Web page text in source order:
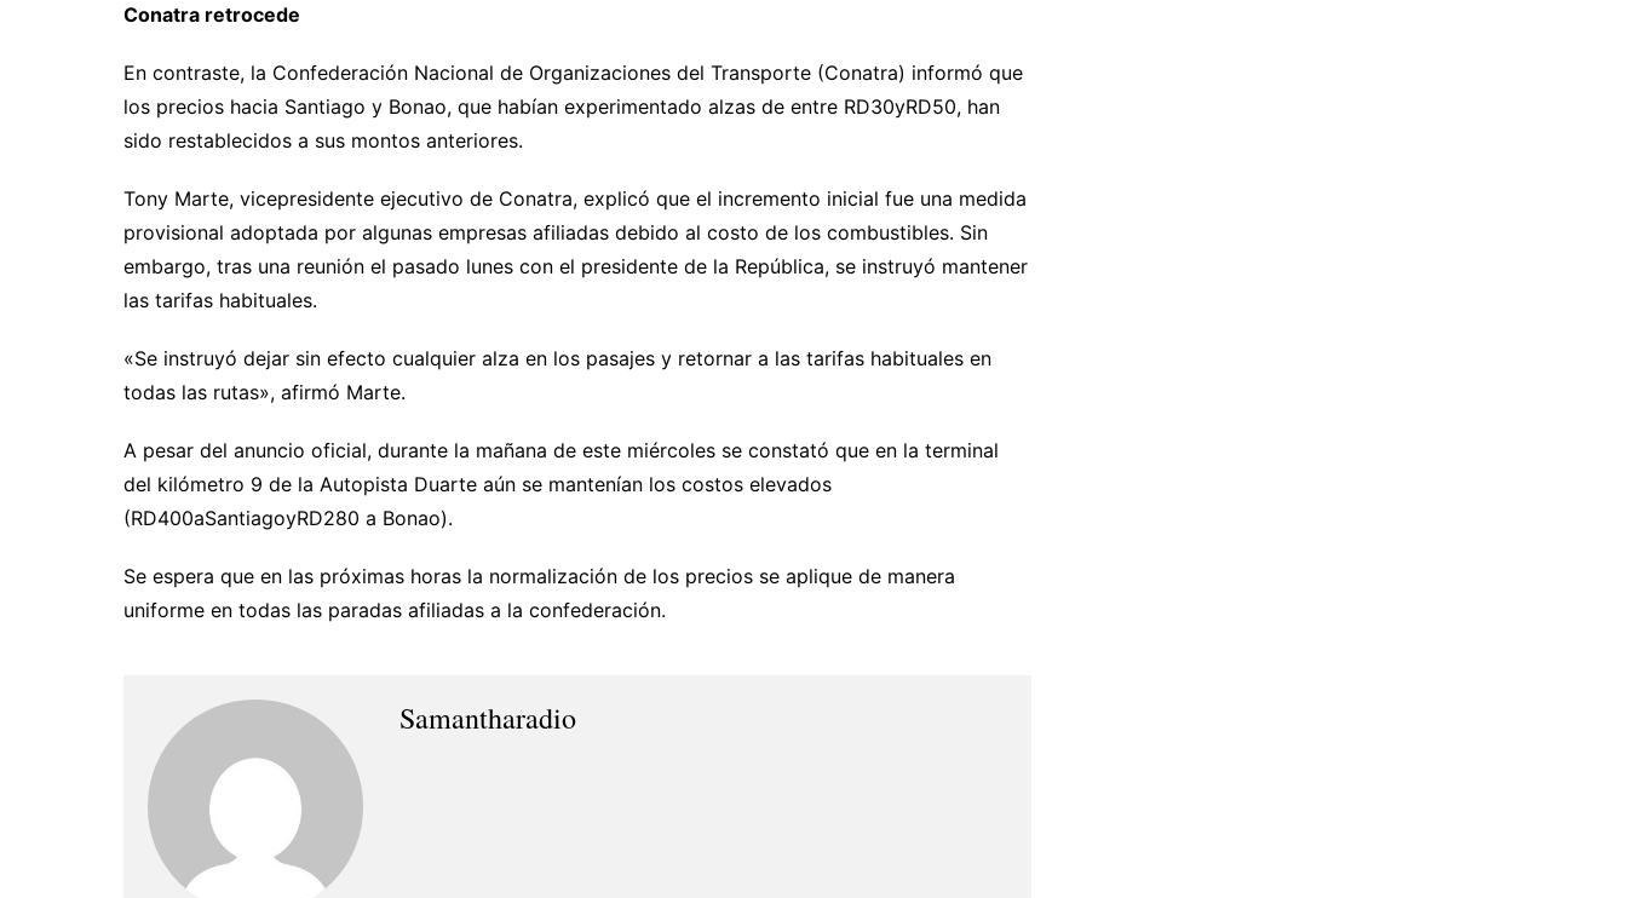
Conatra retrocede
En contraste, la Confederación Nacional de Organizaciones del Transporte (Conatra) informó que
los precios hacia Santiago y Bonao, que habían experimentado alzas de entre RD30yRD50, han
sido restablecidos a sus montos anteriores.
Tony Marte, vicepresidente ejecutivo de Conatra, explicó que el incremento inicial fue una medida
provisional adoptada por algunas empresas afiliadas debido al costo de los combustibles. Sin
embargo, tras una reunión el pasado lunes con el presidente de la República, se instruyó mantener
las tarifas habituales.
«Se instruyó dejar sin efecto cualquier alza en los pasajes y retornar a las tarifas habituales en
todas las rutas», afirmó Marte.
A pesar del anuncio oficial, durante la mañana de este miércoles se constató que en la terminal
del kilómetro 9 de la Autopista Duarte aún se mantenían los costos elevados
(RD400aSantiagoyRD280 a Bonao).
Se espera que en las próximas horas la normalización de los precios se aplique de manera
uniforme en todas las paradas afiliadas a la confederación.
Samantharadio